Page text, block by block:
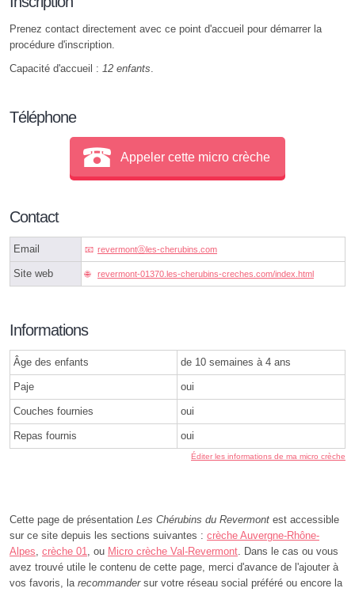
Prenez contact directement avec ce point d'accueil pour démarrer la
procédure d'inscription.
Capacité d'accueil : 12 enfants.
Téléphone
Appeler cette micro crèche
Contact
Email revermontⓐles-cherubins.com
Site web revermont-01370.les-cherubins-creches.com/index.html
Informations
Âge des enfants de 10 semaines à 4 ans
Paje oui
Couches fournies oui
Repas fournis oui
Éditer les informations de ma micro crèche
Cette page de présentation Les Chérubins du Revermont est accessible
sur ce site depuis les sections suivantes : crèche Auvergne-Rhône-
Alpes, crèche 01, ou Micro crèche Val-Revermont. Dans le cas ou vous
avez trouvé utile le contenu de cette page, merci d'avance de l'ajouter à
vos favoris, la recommandersur votre réseau social préféré ou encore la